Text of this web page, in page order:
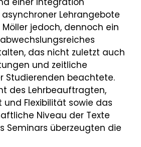
Lehrangebote
jedoch, dennoch ein
das nicht zuletzt auch
und zeitliche
Studierenden beachtete.
des Lehrbeauftragten,
und Flexibilität sowie das
Niveau der Texte
Seminars überzeugten die